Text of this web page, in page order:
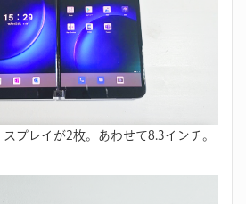
プレイが2枚。あわせて8.3インチ。